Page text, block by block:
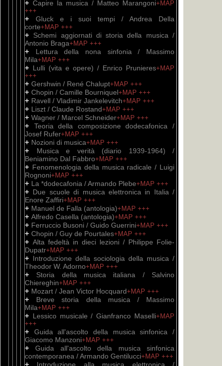
+ Capire la musica / Matteo Marangoni+MAP
+++
+ Gluck e i suoi tempi / Andrea Della
corte+MAP +++
+ Schemi aggiornati di storia della musica /
Antonio Braga+MAP +++
+
Lettura della nona sinfonia / Massimo
Mila+MAP +++
+ Lulli (vita e opere) / Enrico Prunieres+MAP
+++
+ Gershwin / René Chalupt+MAP +++
+ Chopin / Camille Bourniquel+MAP +++
+ Ravell / Vladimir Jankelevitch+MAP +++
+ Liszt / Claude Rostand+MAP +++
+ Wagner / Marcel Schneider+MAP +++
+ Teoria della composizione dodecafonica /
Josef Rufer+MAP +++
+ Nozioni di musica+MAP +++
+
Musica e verità (diario 1939-1964) /
Beniamino Dal Fabbro+MAP +++
+ Fenomenologia della musica radicale / Luigi
Rognoni+MAP +++
+ La *dodecafonia / Armando Plebe+MAP +++
+ Due scuole di musica elettronica in Italia /
Enore Zaffiri+MAP +++
+ Manuel de Falla (antologia)+MAP +++
+ Alfredo Casella (antologia)+MAP +++
+ Ferruccio Busoni / Guido Guerrini+MAP +++
+ Chopin / Guy de Pourtales+MAP +++
+ Alta fedeltà in dieci lezioni / Philippe Folie-
Dupatr+MAP +++
+ Introduzione della sociologia della musica /
Theodor W. Adorno+MAP +++
+ Storia della musica italiana / Salvino
Chiereghin+MAP +++
+ Mozart / Jean Victor Hocquard+MAP +++
+ Breve storia della musica / Massimo
Mila+MAP +++
+ Lessico musicale / Gianfranco Maselli+MAP
+++
+ Guida all'ascolto della musica sinfonica /
Giacomo Manzoni+MAP +++
+Guida all'ascolto della musica sinfonica
contemporanea / Armando Gentilucci+MAP +++
+